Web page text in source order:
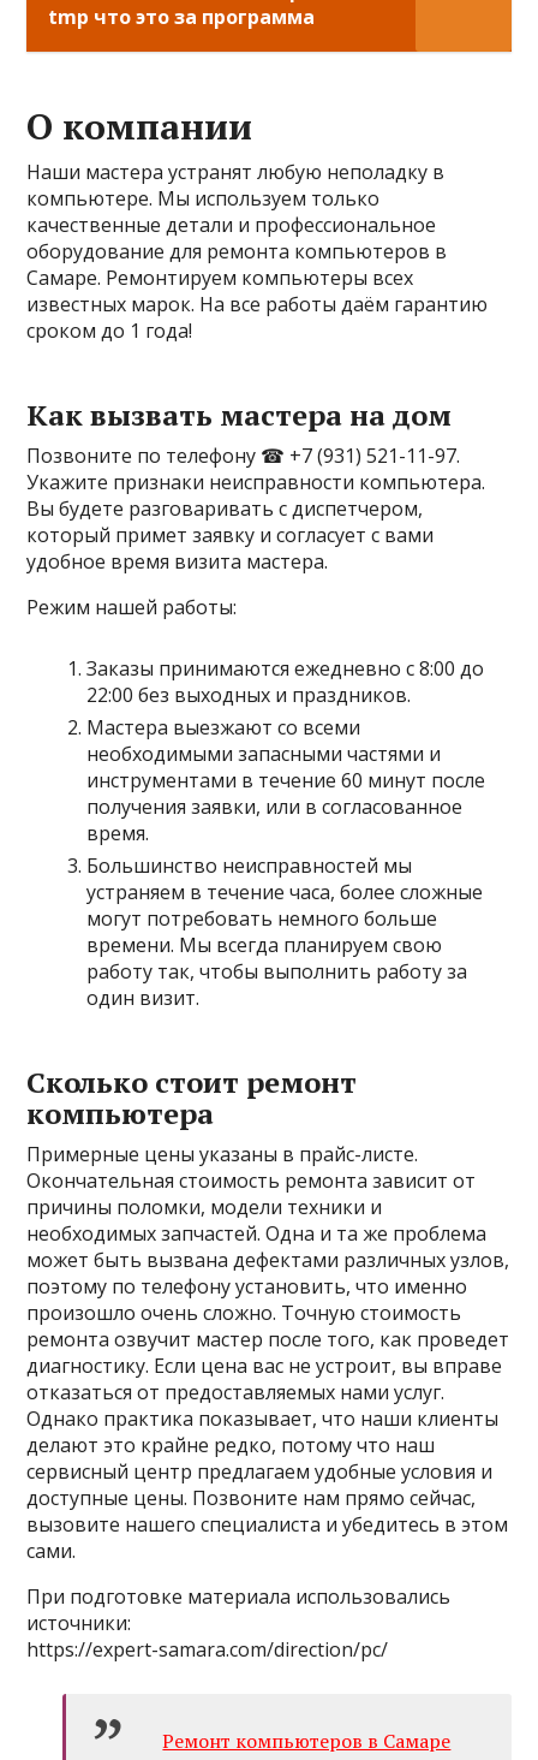
tmp что это за программа
О компании
Наши мастера устранят любую неполадку в
компьютере. Мы используем только
качественные детали и профессиональное
оборудование для ремонта компьютеров в
Самаре. Ремонтируем компьютеры всех
известных марок. На все работы даём гарантию
сроком до 1 года!
Как вызвать мастера на дом
Позвоните по телефону ☎ +7 (931) 521-11-97.
Укажите признаки неисправности компьютера.
Вы будете разговаривать с диспетчером,
который примет заявку и согласует с вами
удобное время визита мастера.
Режим нашей работы:
Заказы принимаются ежедневно с 8:00 до
22:00 без выходных и праздников.
Мастера выезжают со всеми
необходимыми запасными частями и
инструментами в течение 60 минут после
получения заявки, или в согласованное
время.
Большинство неисправностей мы
устраняем в течение часа, более сложные
могут потребовать немного больше
времени. Мы всегда планируем свою
работу так, чтобы выполнить работу за
один визит.
Сколько стоит ремонт
компьютера
Примерные цены указаны в прайс-листе.
Окончательная стоимость ремонта зависит от
причины поломки, модели техники и
необходимых запчастей. Одна и та же проблема
может быть вызвана дефектами различных узлов,
поэтому по телефону установить, что именно
произошло очень сложно. Точную стоимость
ремонта озвучит мастер после того, как проведет
диагностику. Если цена вас не устроит, вы вправе
отказаться от предоставляемых нами услуг.
Однако практика показывает, что наши клиенты
делают это крайне редко, потому что наш
сервисный центр предлагаем удобные условия и
доступные цены. Позвоните нам прямо сейчас,
вызовите нашего специалиста и убедитесь в этом
сами.
При подготовке материала использовались
источники:
https://expert-samara.com/direction/pc/
Ремонт компьютеров в Самаре